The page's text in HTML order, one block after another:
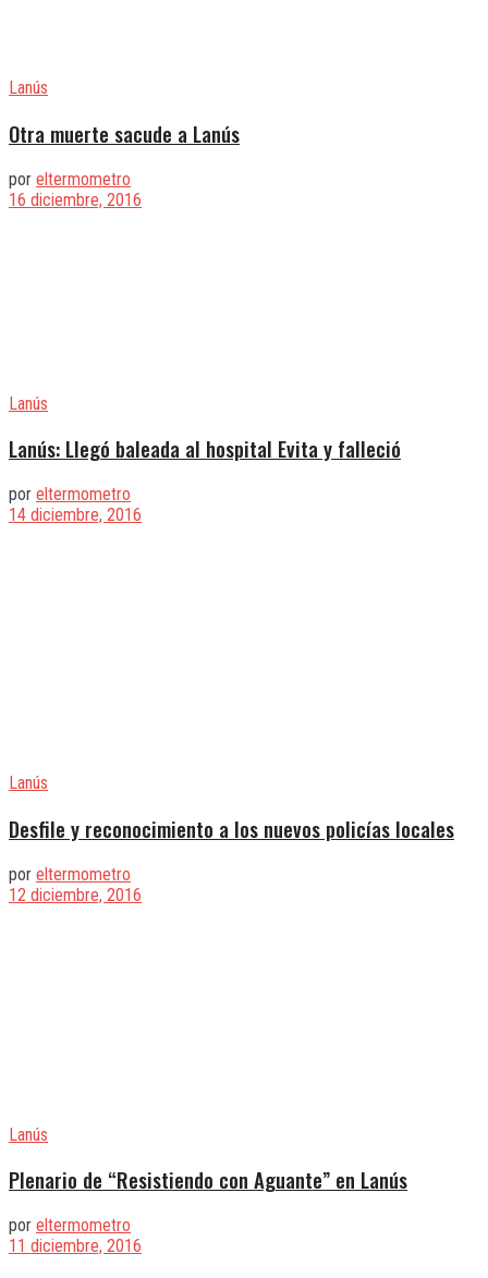
Lanús
Otra muerte sacude a Lanús
por eltermometro
16 diciembre, 2016
Lanús
Lanús: Llegó baleada al hospital Evita y falleció
por eltermometro
14 diciembre, 2016
Lanús
Desfile y reconocimiento a los nuevos policías locales
por eltermometro
12 diciembre, 2016
Lanús
Plenario de “Resistiendo con Aguante” en Lanús
por eltermometro
11 diciembre, 2016